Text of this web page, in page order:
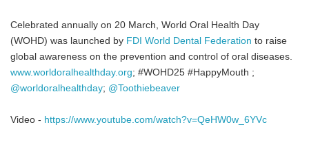
Celebrated annually on 20 March, World Oral Health Day
(WOHD) was launched by FDI World Dental Federation to raise
global awareness on the prevention and control of oral diseases.
www.worldoralhealthday.org; #WOHD25 #HappyMouth ;
@worldoralhealthday; @Toothiebeaver
Video - https://www.youtube.com/watch?v=QeHW0w_6YVc